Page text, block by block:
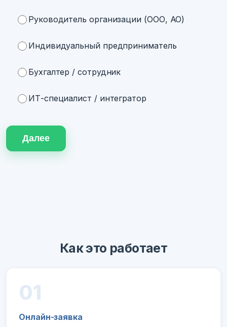
Руководитель организации (ООО, АО)
Индивидуальный предприниматель
Бухгалтер / сотрудник
ИТ-специалист / интегратор
Далее
Как это работает
01
Онлайн-заявка